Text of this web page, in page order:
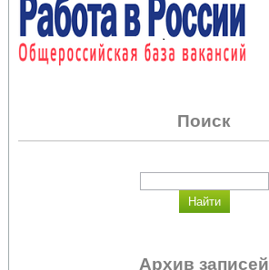
Поиск
Архив записей